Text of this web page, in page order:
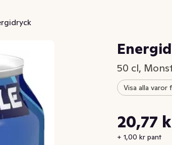
50 cl,
Visa alla varor
Nuvarande
20,77
+ 1,00 kr pant
Styckpris: